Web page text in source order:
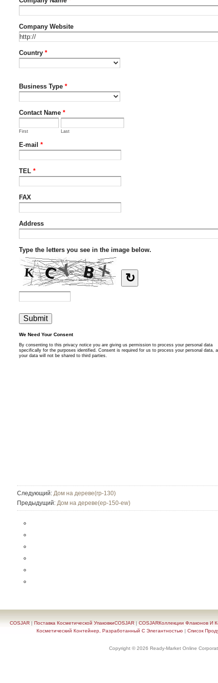
Следующий: Дом на дереве(rp-130)
Предыдущий: Дом на дереве(ep-150-ew)
COSJAR | Поставка Косметической УпаковкиCOSJAR | COSJARКоллекции Флаконов И
Косметический Контейнер, Разработанный С Элегантностью | Список
Copyright © 2026 Ready-Market Online